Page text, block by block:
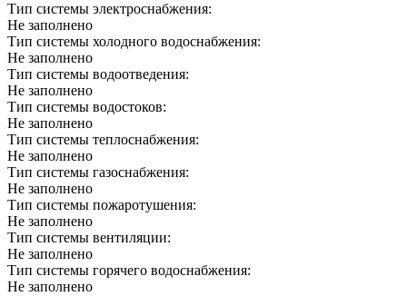
Тип системы электроснабжения:
Не заполнено
Тип системы холодного водоснабжения:
Не заполнено
Тип системы водоотведения:
Не заполнено
Тип системы водостоков:
Не заполнено
Тип системы теплоснабжения:
Не заполнено
Тип системы газоснабжения:
Не заполнено
Тип системы пожаротушения:
Не заполнено
Тип системы вентиляции:
Не заполнено
Тип системы горячего водоснабжения:
Не заполнено